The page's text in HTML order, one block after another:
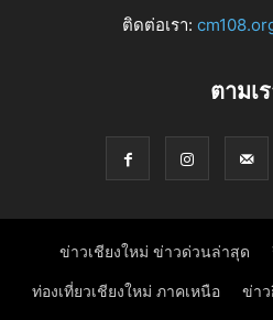
ติดต่อเรา:
ตามเ
ข่าวเชียงใหม่ ข่าวด่วนล่าสุด
ท่องเที่ยวเชียงใหม่ ภาคเหนือ ข่าว